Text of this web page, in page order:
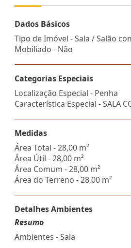
Dados Básicos
Tipo de Imóvel - Sala / Salão
Mobiliado - Não
Categorias Especiais
Localização Especial - Penha
Característica Especial - SALA
Medidas
Área Total - 28,00 m²
Área Útil - 28,00 m²
Área Comum - 28,00 m²
Área do Terreno - 28,00 m²
Detalhes Ambientes
Resumo
Ambientes - Sala